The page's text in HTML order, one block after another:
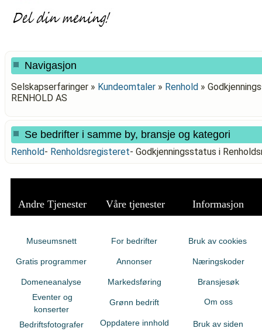
Navigasjon
Selskapserfaringer » Kundeomtaler » Renhold »
RENHOLD AS
Se bedrifter i samme by, bransje og kategori
Renhold- Renholdsregisteret- Godkjenningsstatus i
Andre Tjenester Våre tjenester Informasjon
Museumsnett
Gratis programmer
Domeneanalyse
Eventer og
konserter
Bedriftsfotografer
For bedrifter
Annonser
Markedsføring
Grønn bedrift
Oppdatere innhold
Bruk av cookies
Næringskoder
Bransjesøk
Om oss
Bruk av siden